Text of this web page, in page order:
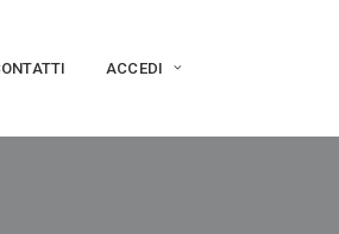
ACCEDI